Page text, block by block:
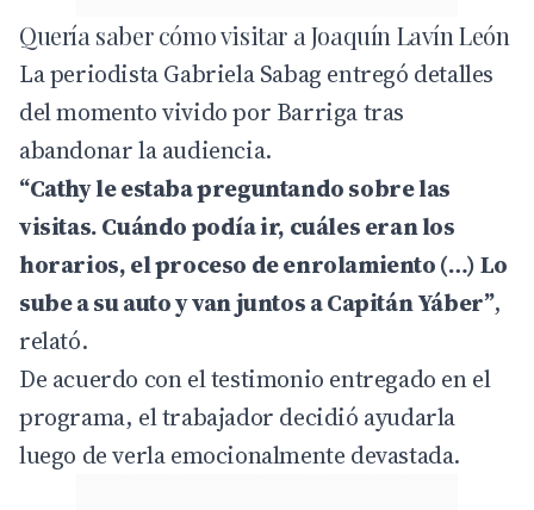
Quería saber cómo visitar a Joaquín Lavín León
La periodista Gabriela Sabag entregó detalles
del momento vivido por Barriga tras
abandonar la audiencia.
“Cathy le estaba preguntando sobre las
visitas. Cuándo podía ir, cuáles eran los
horarios, el proceso de enrolamiento (…) Lo
sube a su auto y van juntos a Capitán Yáber”,
relató.
De acuerdo con el testimonio entregado en el
programa, el trabajador decidió ayudarla
luego de verla emocionalmente devastada.